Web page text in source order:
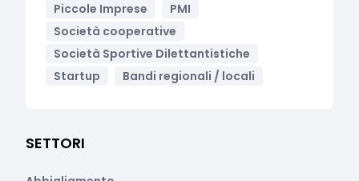
Piccole Imprese
PMI
Società cooperative
Società Sportive Dilettantistiche
Startup
Bandi regionali / locali
SETTORI